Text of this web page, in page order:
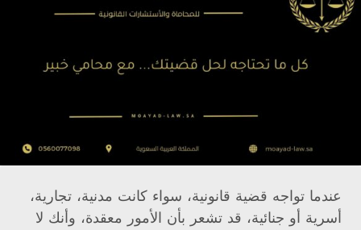
عندما تواجه قضية قانونية، سواء كانت مدنية، تجارية،
أسرية أو جنائية، قد تشعر بأن الأمور معقدة، وأنك لا